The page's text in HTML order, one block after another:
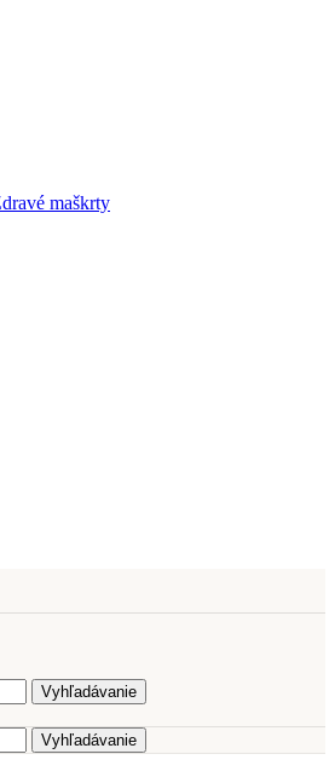
maškrty
Vyhľadávanie
Vyhľadávanie